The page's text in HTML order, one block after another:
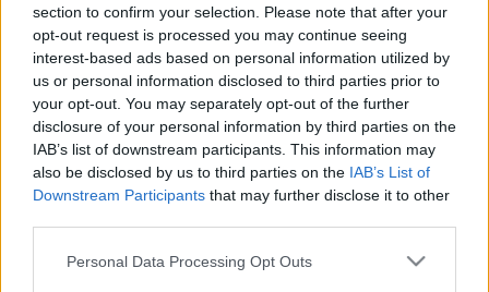
section to confirm your selection. Please note that after your
opt-out request is processed you may continue seeing
interest-based ads based on personal information utilized by
us or personal information disclosed to third parties prior to
your opt-out. You may separately opt-out of the further
disclosure of your personal information by third parties on the
IAB’s list of downstream participants. This information may
also be disclosed by us to third parties on the IAB’s List of
Downstream Participants that may further disclose it to other
Please note that this website/app uses one or more Google
Personal Data Processing Opt Outs
A portói társulat így ajánlja előadását: „» A salemi
boszorkányokegy elkeseredett próbálkozás volt« – írja
Arthur Miller drámaíró a történelmi tényeken alapuló darab
keletkezéséről. Az amerikai kisváros, Salem a férfiakat és
nőket egyaránt érintő boszorkányüldözés, illetve
boszorkányperek helyszíne 1692-ben. Tetőfokára hágnak a
híresztelések és hazugságok, és úgy tűnik, nincs menekvés
a bosszúvágy szította rágalmak elől. Az 1953-ban
bemutatottA salemi boszorkányokat a szerző allegóriának